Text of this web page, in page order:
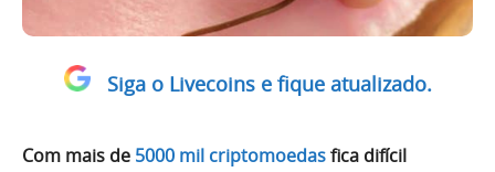
Siga o Livecoins e fique atualizado.
Com mais de 5000 mil criptomoedasfica difícil